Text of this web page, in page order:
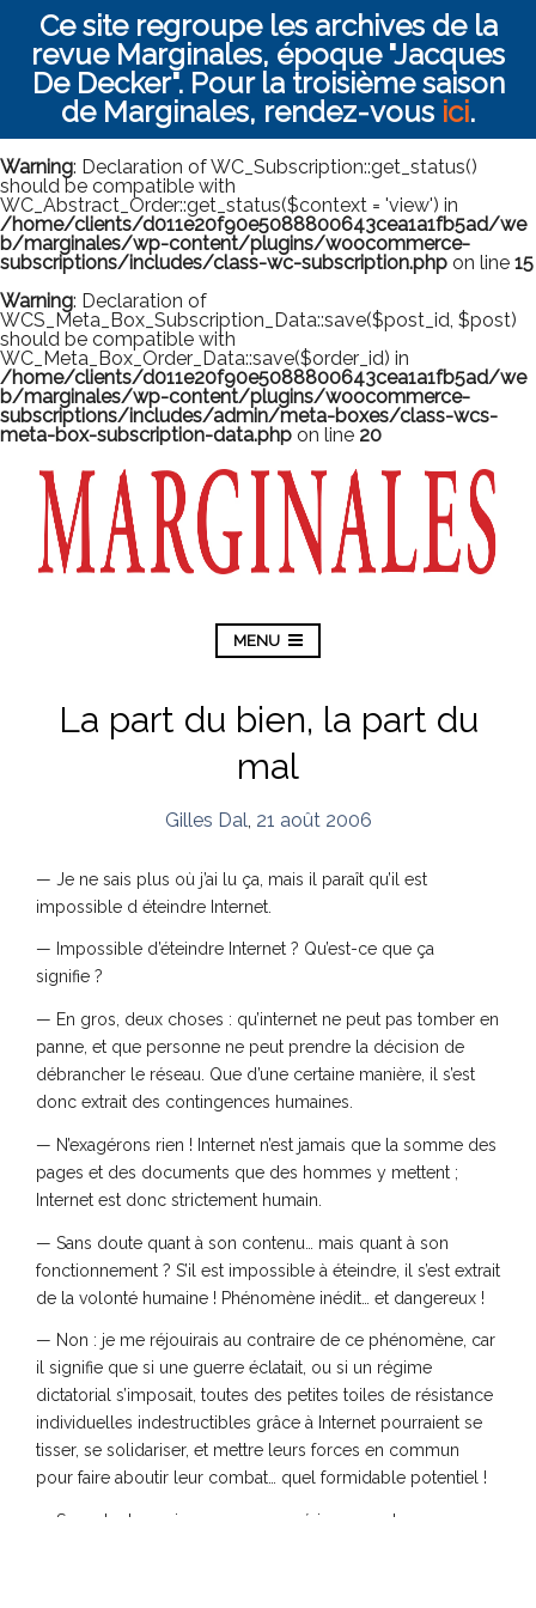
Ce site regroupe les archives de la
revue Marginales, époque "Jacques
De Decker". Pour la troisième saison
de Marginales, rendez-vous ici.
Warning: Declaration of WC_Subscription::get_status()
should be compatible with
WC_Abstract_Order::get_status($context = 'view') in
/home/clients/d011e20f90e5088800643cea1a1fb5ad/we
b/marginales/wp-content/plugins/woocommerce-
subscriptions/includes/class-wc-subscription.php on line 15
Warning: Declaration of
WCS_Meta_Box_Subscription_Data::save($post_id, $post)
should be compatible with
WC_Meta_Box_Order_Data::save($order_id) in
/home/clients/d011e20f90e5088800643cea1a1fb5ad/we
b/marginales/wp-content/plugins/woocommerce-
subscriptions/includes/admin/meta-boxes/class-wcs-
meta-box-subscription-data.php on line 20
MENU
La part du bien, la part du
mal
Gilles Dal 21 août 2006
— Je ne sais plus où j’ai lu ça, mais il paraît qu’il est
impossible d éteindre Internet.
— Impossible d’éteindre Internet ? Qu’est-ce que ça
signifie ?
— En gros, deux choses : qu’internet ne peut pas tomber en
panne, et que personne ne peut prendre la décision de
débrancher le réseau. Que d’une certaine manière, il s’est
donc extrait des contingences humaines.
— N’exagérons rien ! Internet n’est jamais que la somme des
pages et des documents que des hommes y mettent ;
Internet est donc strictement humain.
— Sans doute quant à son contenu… mais quant à son
fonctionnement ? S’il est impossible à éteindre, il s’est extrait
de la volonté humaine ! Phénomène inédit… et dangereux !
— Non : je me réjouirais au contraire de ce phénomène, car
il signifie que si une guerre éclatait, ou si un régime
dictatorial s’imposait, toutes des petites toiles de résistance
individuelles indestructibles grâce à Internet pourraient se
tisser, se solidariser, et mettre leurs forces en commun
pour faire aboutir leur combat… quel formidable potentiel !
— Sans doute, mais vous croyez sérieusement que